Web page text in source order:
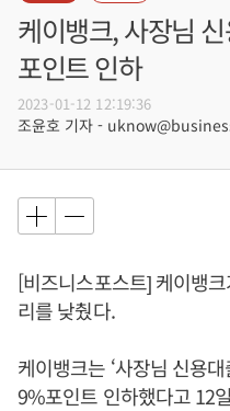
케이뱅크, 사장님
포인트 인하
2023-01-12 12:19:36
조윤호 기자 -
[비즈니스포스트] 케이뱅
리를 낮췄다.
케이뱅크는 ‘사장님 신용
9%포인트 인하했다고 12